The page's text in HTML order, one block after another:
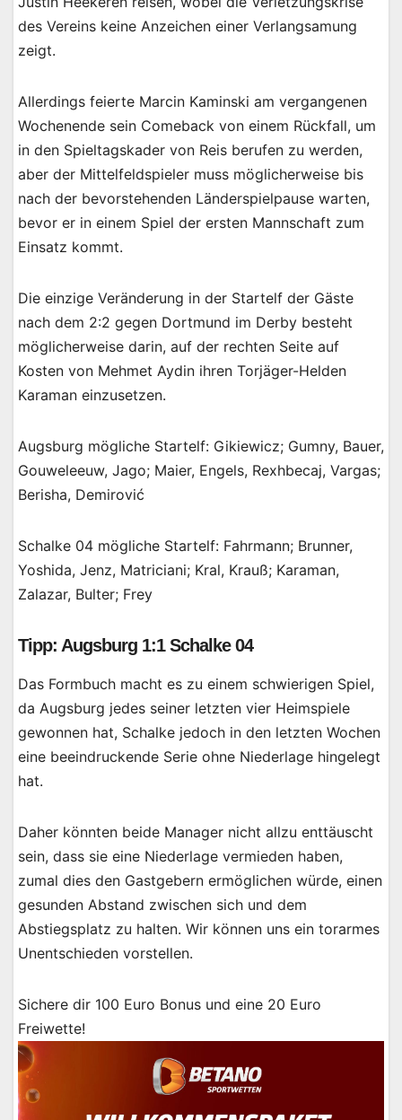
des Vereins keine Anzeichen einer Verlangsamung
zeigt.
Allerdings feierte Marcin Kaminski am vergangenen
Wochenende sein Comeback von einem Rückfall, um
in den Spieltagskader von Reis berufen zu werden,
aber der Mittelfeldspieler muss möglicherweise bis
nach der bevorstehenden Länderspielpause warten,
bevor er in einem Spiel der ersten Mannschaft zum
Einsatz kommt.
Die einzige Veränderung in der Startelf der Gäste
nach dem 2:2 gegen Dortmund im Derby besteht
möglicherweise darin, auf der rechten Seite auf
Kosten von Mehmet Aydin ihren Torjäger-Helden
Karaman einzusetzen.
Augsburg mögliche Startelf: Gikiewicz; Gumny, Bauer,
Gouweleeuw, Jago; Maier, Engels, Rexhbecaj, Vargas;
Berisha, Demirović
Schalke 04 mögliche Startelf: Fahrmann; Brunner,
Yoshida, Jenz, Matriciani; Kral, Krauß; Karaman,
Zalazar, Bulter; Frey
Tipp: Augsburg 1:1 Schalke 04
Das Formbuch macht es zu einem schwierigen Spiel,
da Augsburg jedes seiner letzten vier Heimspiele
gewonnen hat, Schalke jedoch in den letzten Wochen
eine beeindruckende Serie ohne Niederlage hingelegt
hat.
Daher könnten beide Manager nicht allzu enttäuscht
sein, dass sie eine Niederlage vermieden haben,
zumal dies den Gastgebern ermöglichen würde, einen
gesunden Abstand zwischen sich und dem
Abstiegsplatz zu halten. Wir können uns ein torarmes
Unentschieden vorstellen.
Sichere dir 100 Euro Bonus und eine 20 Euro
Freiwette!